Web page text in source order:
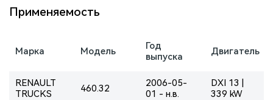
Применяемость
Марка Модель
Год
выпуска
Двигатель
RENAULT
TRUCKS
460.32
2006-05-
01 - н.в.
DXI 13 |
339 kW